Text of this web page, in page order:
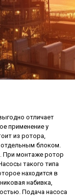
отличает
применение у
из ротора,
блоком.
При монтаже ротор
такого типа
находится в
набивка,
Подача насоса